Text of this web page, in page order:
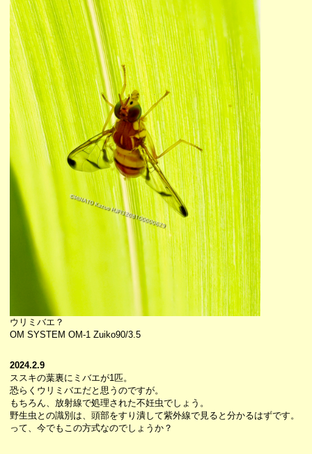
ウリミバエ？
OM SYSTEM OM-1 Zuiko90/3.5
2024.2.9
ススキの葉裏にミバエが1匹。
恐らくウリミバエだと思うのですが。
もちろん、放射線で処理された不妊虫でしょう。
野生虫との識別は、頭部をすり潰して紫外線で見ると分かるはずです。
って、今でもこの方式なのでしょうか？